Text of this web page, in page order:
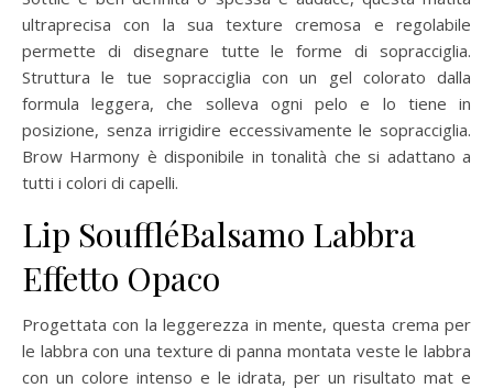
ultraprecisa con la sua texture cremosa e regolabile
permette di disegnare tutte le forme di sopracciglia.
Struttura le tue sopracciglia con un gel colorato dalla
formula leggera, che solleva ogni pelo e lo tiene in
posizione, senza irrigidire eccessivamente le sopracciglia.
Brow Harmony è disponibile in tonalità che si adattano a
tutti i colori di capelli.
Lip SouffléBalsamo Labbra
Effetto Opaco
Progettata con la leggerezza in mente, questa crema per
le labbra con una texture di panna montata veste le labbra
con un colore intenso e le idrata, per un risultato mat e